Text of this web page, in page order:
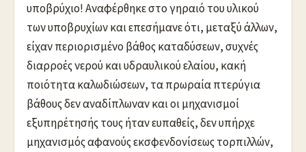
υποβρύχιο! Αναφέρθηκε στο γηραιό του υλικού
των υποβρυχίων και επεσήμανε ότι, μεταξύ άλλων,
είχαν περιορισμένο βάθος καταδύσεων, συχνές
διαρροές νερού και υδραυλικού ελαίου, κακή
ποιότητα καλωδιώσεων, τα πρωραία πτερύγια
βάθους δεν αναδίπλωναν και οι μηχανισμοί
εξυπηρέτησής τους ήταν ευπαθείς, δεν υπήρχε
μηχανισμός αφανούς εκσφενδονίσεως τορπιλλών,